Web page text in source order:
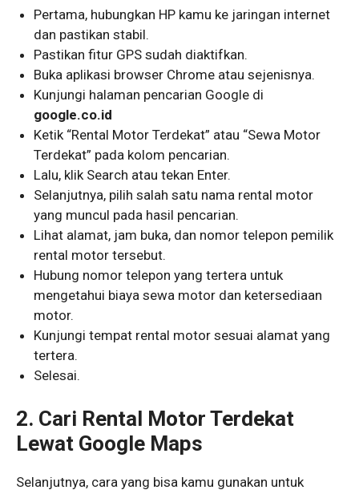
Pertama, hubungkan HP kamu ke jaringan internet
dan pastikan stabil.
Pastikan fitur GPS sudah diaktifkan.
Buka aplikasi browser Chrome atau sejenisnya.
Kunjungi halaman pencarian Google di
google.co.id
Ketik “Rental Motor Terdekat” atau “Sewa Motor
Terdekat” pada kolom pencarian.
Lalu, klik Search atau tekan Enter.
Selanjutnya, pilih salah satu nama rental motor
yang muncul pada hasil pencarian.
Lihat alamat, jam buka, dan nomor telepon pemilik
rental motor tersebut.
Hubung nomor telepon yang tertera untuk
mengetahui biaya sewa motor dan ketersediaan
motor.
Kunjungi tempat rental motor sesuai alamat yang
tertera.
Selesai.
2. Cari Rental Motor Terdekat
Lewat Google Maps
Selanjutnya, cara yang bisa kamu gunakan untuk